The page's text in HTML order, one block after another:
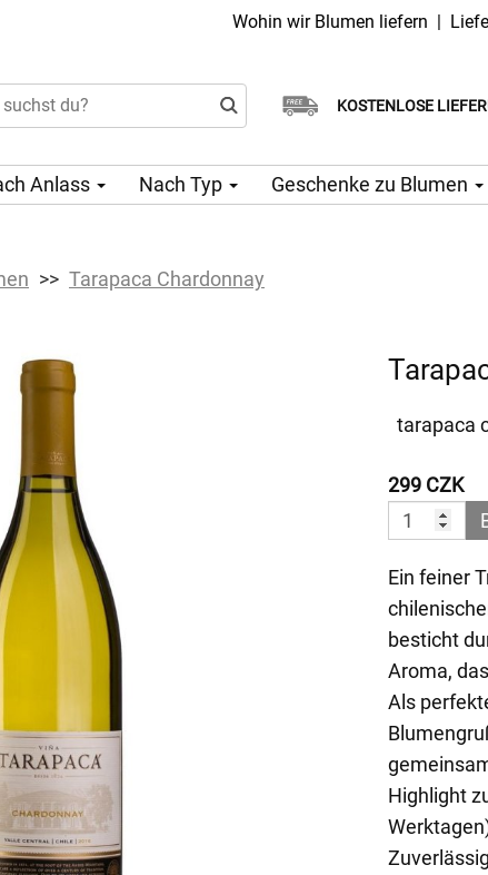
Wohin wir Blumen liefern |
KOSTENLOSE
Lieferung am selben
Wählen Sie Ihr
Anlass Nach Typ Geschenke zu Blumen
Tarapaca Chardonnay
tarapaca
299 CZK
Ein feiner
besticht
Aroma,
Als
Highlight